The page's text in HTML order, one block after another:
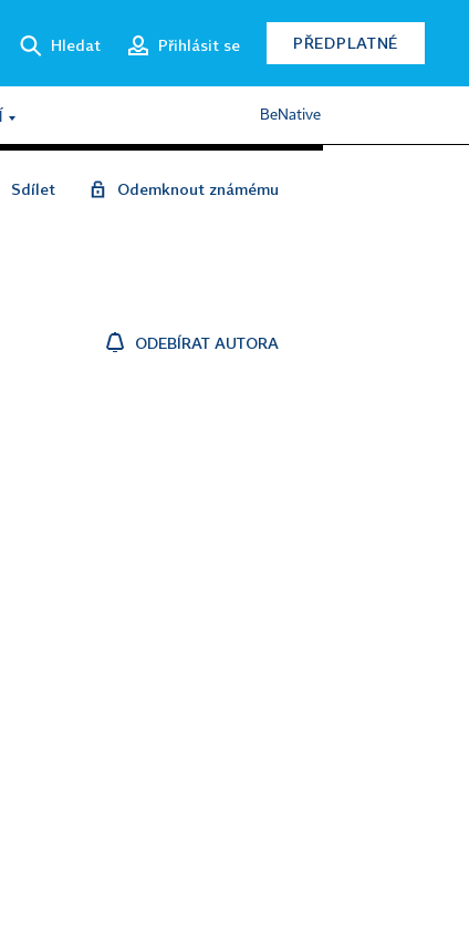
Hledat Přihlásit se PŘEDPLATNÉ
BeNative
Sdílet Odemknout známému
ODEBÍRAT AUTORA